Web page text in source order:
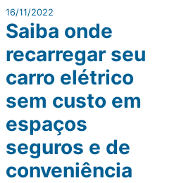
16/11/2022
Saiba onde
recarregar seu
carro elétrico
sem custo em
espaços
seguros e de
conveniência